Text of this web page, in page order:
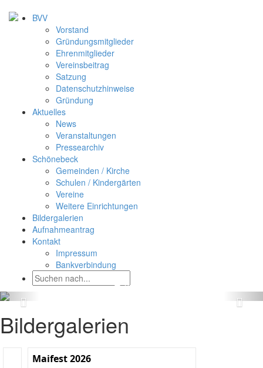
BVV
Vorstand
Gründungsmitglieder
Ehrenmitglieder
Vereinsbeitrag
Satzung
Datenschutzhinweise
Gründung
Aktuelles
News
Veranstaltungen
Pressearchiv
Schönebeck
Gemeinden / Kirche
Schulen / Kindergärten
Vereine
Weitere Einrichtungen
Bildergalerien
Aufnahmeantrag
Kontakt
Impressum
Bankverbindung
Bildergalerien
Maifest 2026